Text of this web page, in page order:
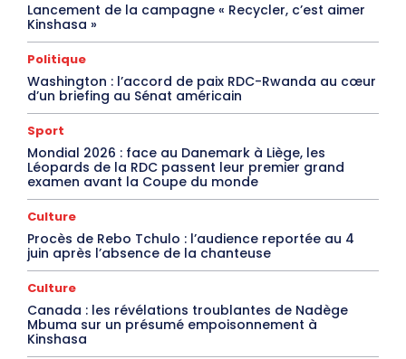
Lancement de la campagne « Recycler, c’est aimer
Kinshasa »
Politique
Washington : l’accord de paix RDC-Rwanda au cœur
d’un briefing au Sénat américain
Sport
Mondial 2026 : face au Danemark à Liège, les
Léopards de la RDC passent leur premier grand
examen avant la Coupe du monde
Culture
Procès de Rebo Tchulo : l’audience reportée au 4
juin après l’absence de la chanteuse
Culture
Canada : les révélations troublantes de Nadège
Mbuma sur un présumé empoisonnement à
Kinshasa